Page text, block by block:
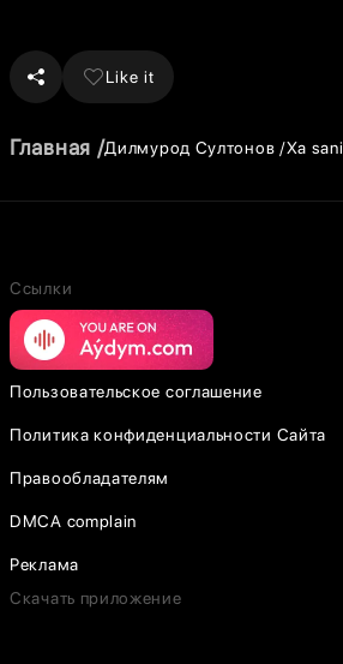
Like it
Главная Дилмурод Султонов Xa sani
Ссылки
Пользовательское соглашение
Политика конфиденциальности Сайта
Правообладателям
DMCA complain
Реклама
Скачать приложение